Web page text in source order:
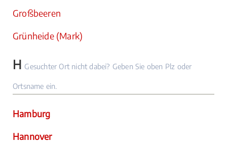
Großbeeren
Grünheide (Mark)
H Gesuchter Ort nicht dabei? Geben Sie oben Plz oder
Ortsname ein.
Hamburg
Hannover